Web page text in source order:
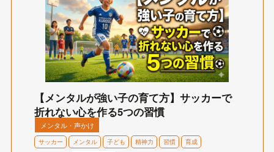
【メンタルが強い子の育て方】サッカーで
折れない心を作る5つの習慣
メンタル・声かけ
サッカー メンタル 子ども 精神力 習慣 育成